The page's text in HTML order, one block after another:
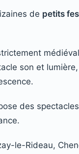
de petits
son et
des
le-Rideau,